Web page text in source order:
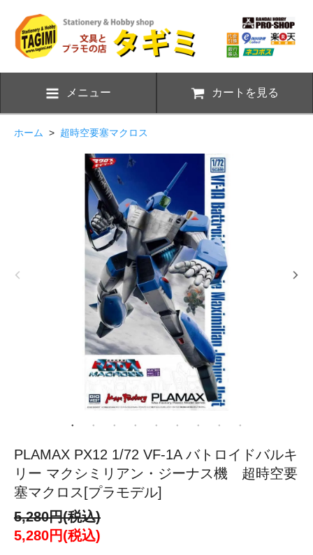
メニュー カートを見る
ホーム > 超時空要塞マクロス
PLAMAX PX12 1/72 VF-1A バトロイドバルキ
リー マクシミリアン・ジーナス機 超時空要
塞マクロス[プラモデル]
5,280円(税込)
5,280円(税込)